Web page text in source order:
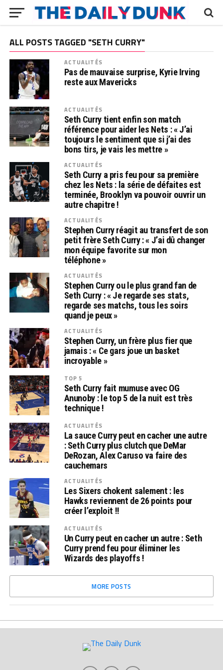
ALL POSTS TAGGED "SETH CURRY"
ACTUALITÉS
Pas de mauvaise surprise, Kyrie Irving
reste aux Mavericks
ACTUALITÉS
Seth Curry tient enfin son match
référence pour aider les Nets : « J’ai
toujours le sentiment que si j’ai des
bons tirs, je vais les mettre »
ACTUALITÉS
Seth Curry a pris feu pour sa première
chez les Nets : la série de défaites est
terminée, Brooklyn va pouvoir ouvrir un
autre chapitre !
ACTUALITÉS
Stephen Curry réagit au transfert de son
petit frère Seth Curry : « J’ai dû changer
mon équipe favorite sur mon
téléphone »
ACTUALITÉS
Stephen Curry ou le plus grand fan de
Seth Curry : « Je regarde ses stats,
regarde ses matchs, tous les soirs
quand je peux »
ACTUALITÉS
Stephen Curry, un frère plus fier que
jamais : « Ce gars joue un basket
incroyable »
TOP 5
Seth Curry fait mumuse avec OG
Anunoby : le top 5 de la nuit est très
technique !
ACTUALITÉS
La sauce Curry peut en cacher une autre
: Seth Curry plus clutch que DeMar
DeRozan, Alex Caruso va faire des
cauchemars
ACTUALITÉS
Les Sixers chokent salement : les
Hawks reviennent de 26 points pour
créer l’exploit !!
ACTUALITÉS
Un Curry peut en cacher un autre : Seth
Curry prend feu pour éliminer les
Wizards des playoffs !
MORE POSTS